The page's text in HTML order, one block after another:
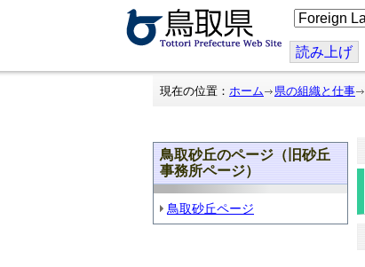
こ
の
ジ
を
翻
読み上げ
現在の位置： ホーム 県の組織と仕事
鳥取砂丘のページ（旧砂丘
事務所ページ）
鳥取砂丘ページ